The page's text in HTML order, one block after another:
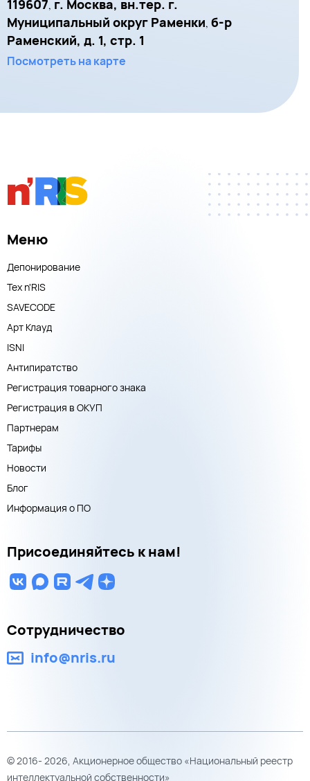
119607, г. Москва, вн.тер. г.
Муниципальный округ Раменки, б-р
Раменский, д. 1, стр. 1
Посмотреть на карте
Меню
Депонирование
Тех n'RIS
SAVECODE
Арт Клауд
ISNI
Антипиратство
Регистрация товарного знака
Регистрация в ОКУП
Партнерам
Тарифы
Новости
Блог
Информация о ПО
Присоединяйтесь к нам!
Сотрудничество
info@nris.ru
© 2016- 2026, Акционерное общество «Национальный реестр
интеллектуальной собственности»